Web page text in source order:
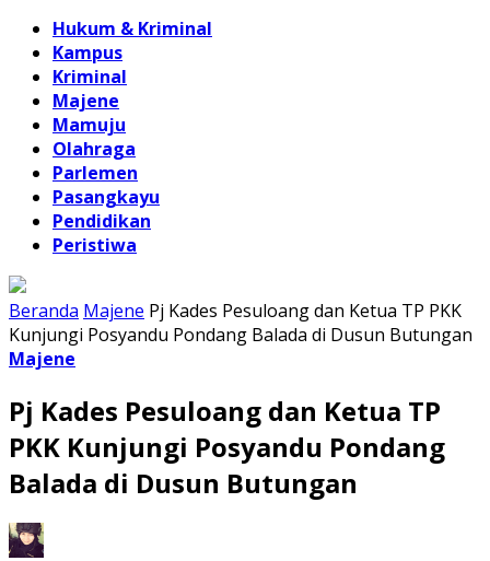
Hukum & Kriminal
Kampus
Kriminal
Majene
Mamuju
Olahraga
Parlemen
Pasangkayu
Pendidikan
Peristiwa
Beranda Majene Pj Kades Pesuloang dan Ketua TP PKK
Kunjungi Posyandu Pondang Balada di Dusun Butungan
Majene
Pj Kades Pesuloang dan Ketua TP
PKK Kunjungi Posyandu Pondang
Balada di Dusun Butungan